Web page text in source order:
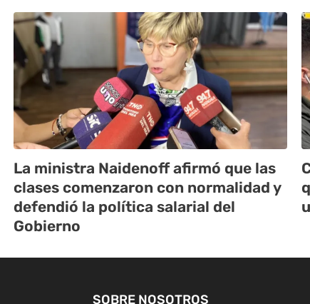
La ministra Naidenoff afirmó que las
clases comenzaron con normalidad y
defendió la política salarial del
Gobierno
SOBRE NOSOTROS